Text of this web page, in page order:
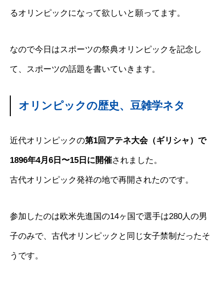
るオリンピックになって欲しいと願ってます。
なので今日はスポーツの祭典オリンピックを記念し
て、スポーツの話題を書いていきます。
オリンピックの歴史、豆雑学ネタ
近代オリンピックの第1回アテネ大会（ギリシャ）で
1896年4月6日〜15日に開催されました。
古代オリンピック発祥の地で再開されたのです。
参加したのは欧米先進国の14ヶ国で選手は280人の男
子のみで、古代オリンピックと同じ女子禁制だったそ
うです。